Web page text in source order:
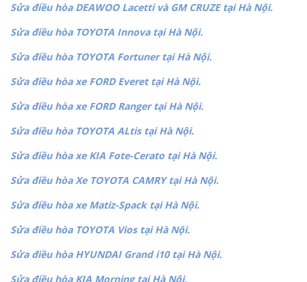
Sửa điều hòa DEAWOO Lacetti và GM CRUZE tại Hà Nội.
Sửa điều hòa TOYOTA Innova tại Hà Nội.
Sửa điều hòa TOYOTA Fortuner tại Hà Nội.
Sửa điều hòa xe FORD Everet tại Hà Nội.
Sửa điều hòa xe FORD Ranger tại Hà Nội.
Sửa điều hòa TOYOTA ALtis tại Hà Nội.
Sửa điều hòa xe KIA Fote-Cerato tại Hà Nội.
Sửa điều hòa Xe TOYOTA CAMRY tại Hà Nội.
Sửa điều hòa xe Matiz-Spack tại Hà Nội.
Sửa điều hòa TOYOTA Vios tại Hà Nội.
Sửa điều hòa HYUNDAI Grand i10 tại Hà Nội.
Sửa điều hòa KIA Morning tại Hà Nội.